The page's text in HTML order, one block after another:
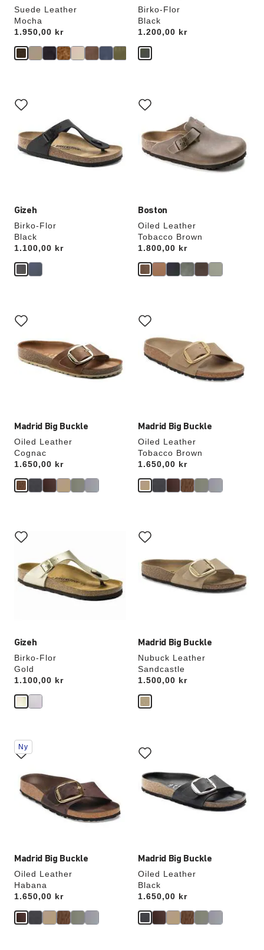
Suede Leather
Mocha
Price:
1.950,00 kr
Birko-Flor
Black
Price:
1.200,00 kr
Gizeh
Birko-Flor
Black
Price:
1.100,00 kr
med
provfärger
att
uppdatera
produktbilden
Boston
Oiled Leather
Tobacco Brown
Price:
1.800,00 kr
med
provfärger
att
uppdatera
produktbilden
Madrid Big Buckle
Oiled Leather
Cognac
Price:
1.650,00 kr
med
provfärger
kommer
att
uppdatera
produktbilden
Madrid Big Buckle
Oiled Leather
Tobacco Brown
Price:
1.650,00 kr
med
provfärger
kommer
uppdatera
produktbilden
Gizeh
Birko-Flor
Gold
Price:
1.100,00 kr
med
provfärger
att
uppdatera
produktbilden
Madrid Big Buckle
Nubuck Leather
Sandcastle
Price:
1.500,00 kr
med
provfärger
att
uppdatera
produktbilden
Madrid Big Buckle
Oiled Leather
Habana
Price:
1.650,00 kr
Interaktion
med
provfärger
kommer
uppdatera
produktbilden
Ny
Madrid Big Buckle
Oiled Leather
Black
Price:
1.650,00 kr
med
provfärger
kommer
uppdatera
produktbilden